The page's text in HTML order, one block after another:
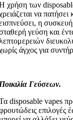
χρήση των
να
η συσκευή
γεύση και
άγχος για
Γεύσεων.
disposable vapes
επιλογές